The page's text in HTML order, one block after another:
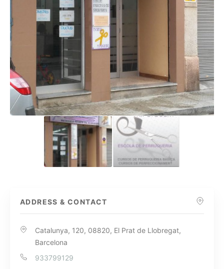
ADDRESS & CONTACT
Catalunya, 120, 08820, El Prat de Llobregat,
Barcelona
933799129